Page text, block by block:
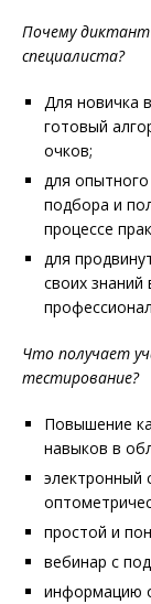
Почемудиктант
специалиста?
Для новичка
готовый
очков;
для опытного
подбора и
процессе
для
своих
Что получает
тестирование?
Повышение
навыков в
электронный
простой и
вебинар с
информацию